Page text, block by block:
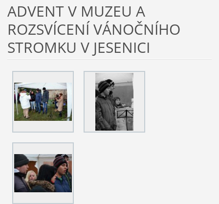
ADVENT V MUZEU A
ROZSVÍCENÍ VÁNOČNÍHO
STROMKU V JESENICI